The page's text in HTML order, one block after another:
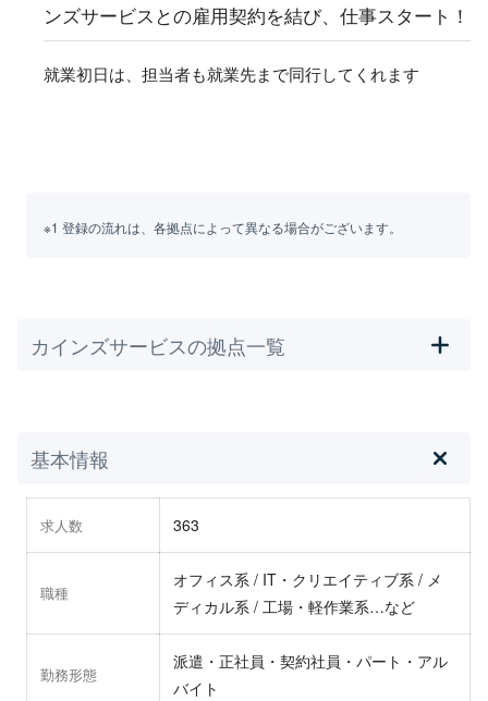
ンズサービスとの雇用契約を結び、仕事スタート！
就業初日は、担当者も就業先まで同行してくれます
※1 登録の流れは、各拠点によって異なる場合がございます。
カインズサービスの拠点一覧
基本情報
求人数 363
職種
オフィス系 / IT・クリエイティブ系 / メ
ディカル系 / 工場・軽作業系…など
勤務形態
派遣・正社員・契約社員・パート・アル
バイト